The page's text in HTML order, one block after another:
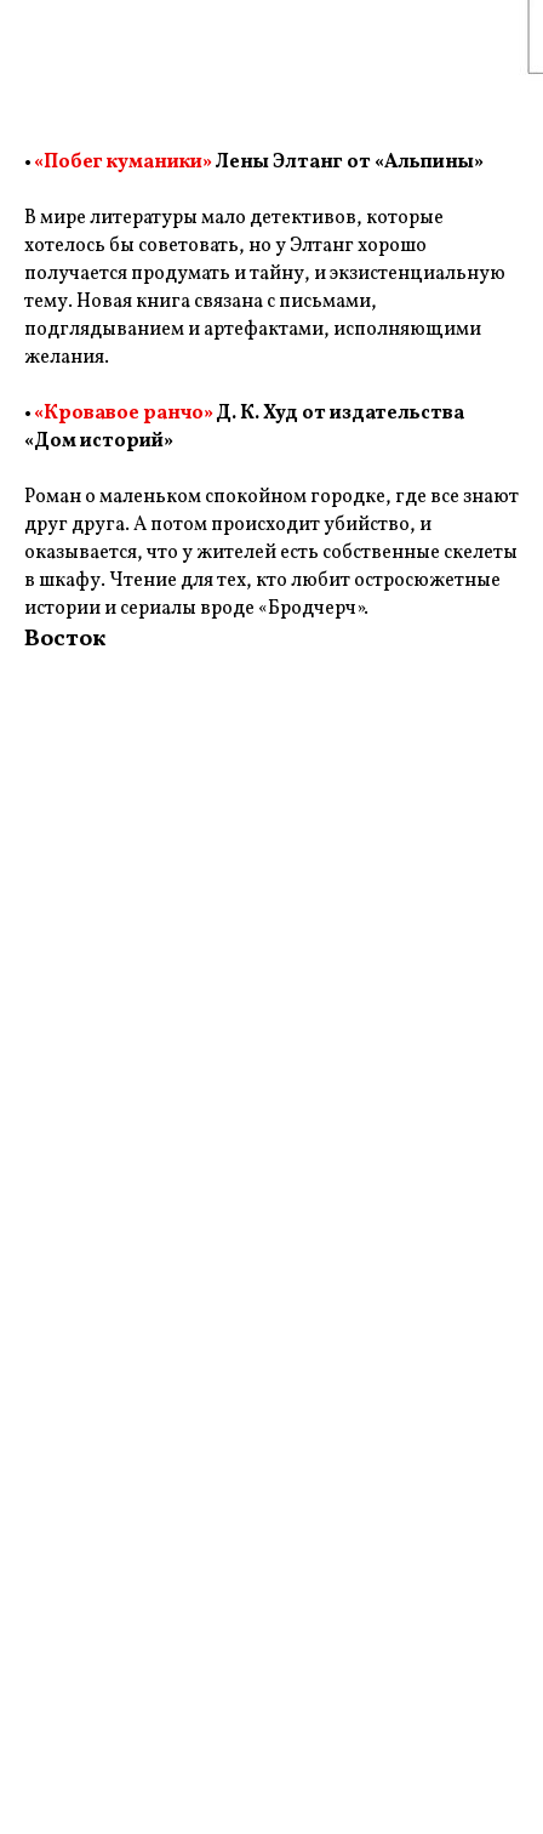
•«Побег куманики»Лены Элтанг от «Альпины»
В мире литературы мало детективов, которые
хотелось бы советовать, но у Элтанг хорошо
получается продумать и тайну, и экзистенциальную
тему. Новая книга связана с письмами,
подглядыванием и артефактами, исполняющими
желания.
•«Кровавое ранчо»Д. К. Худ от издательства
«Дом историй»
Роман о маленьком спокойном городке, где все знают
друг друга. А потом происходит убийство, и
оказывается, что у жителей есть собственные скелеты
в шкафу. Чтение для тех, кто любит остросюжетные
истории и сериалы вроде «Бродчерч».
Восток